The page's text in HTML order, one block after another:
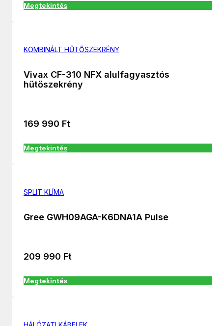
Megtekintés
KOMBINÁLT HŰTŐSZEKRÉNY
Vivax CF-310 NFX alulfagyasztós
hűtőszekrény
169 990 Ft
Megtekintés
SPLIT KLÍMA
Gree GWH09AGA-K6DNA1A Pulse
209 990 Ft
Megtekintés